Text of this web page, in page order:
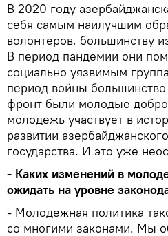
В 2020 году
себя самым наилучшим
волонтеров, большинству
В период пандемии они
социально уязвимым
период войны
фронт были молодые
молодежь участвует в
развитии
государства. И это уже
- Каких изменений в
ожидать на уровне
- Молодежная политика
со многими законами. Мы